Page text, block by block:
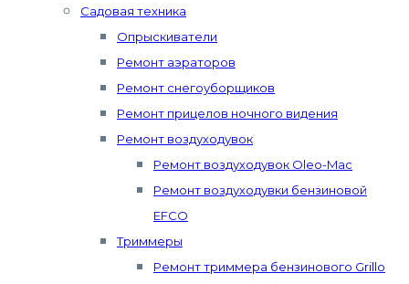
Садовая техника
Опрыскиватели
Ремонт аэраторов
Ремонт снегоуборщиков
Ремонт прицелов ночного видения
Ремонт воздуходувок
Ремонт воздуходувок Oleo-Mac
Ремонт воздуходувки бензиновой
EFCO
Триммеры
Ремонт триммера бензинового Grillo